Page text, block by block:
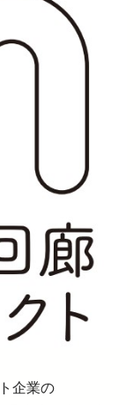
企業の